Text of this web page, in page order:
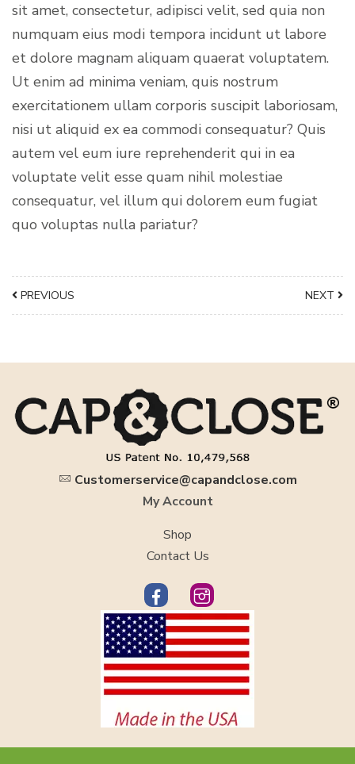
sit amet, consectetur, adipisci velit, sed quia non
numquam eius modi tempora incidunt ut labore
et dolore magnam aliquam quaerat voluptatem.
Ut enim ad minima veniam, quis nostrum
exercitationem ullam corporis suscipit laboriosam,
nisi ut aliquid ex ea commodi consequatur? Quis
autem vel eum iure reprehenderit qui in ea
voluptate velit esse quam nihil molestiae
consequatur, vel illum qui dolorem eum fugiat
quo voluptas nulla pariatur?
PREVIOUS NEXT
Customerservice@capandclose.com
My Account
Shop
Contact Us